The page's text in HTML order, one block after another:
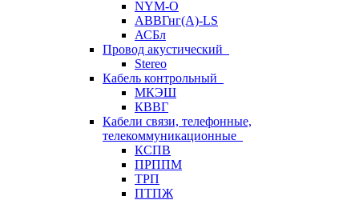
NYM-O
АВВГнг(А)-LS
АСБл
Провод акустический
Stereo
Кабель контрольный
МКЭШ
КВВГ
Кабели связи, телефонные,
телекоммуникационные
КСПВ
ПРППМ
ТРП
ПТПЖ